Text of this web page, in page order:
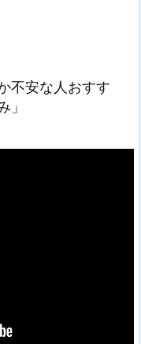
不安な人おすす
」